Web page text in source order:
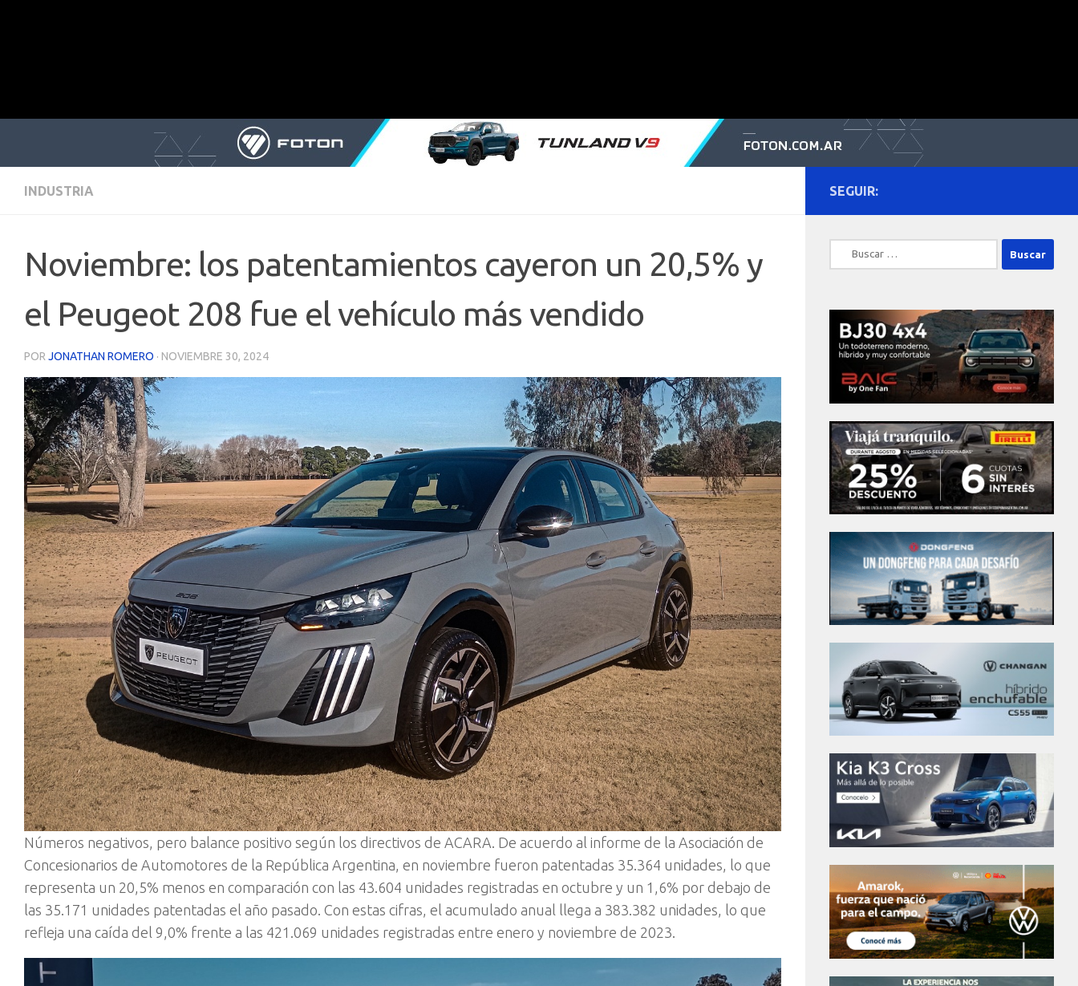
INDUSTRIA
Noviembre: los patentamientos cayeron un 20,5% y
el Peugeot 208 fue el vehículo más vendido
POR JONATHAN ROMERO · NOVIEMBRE 30, 2024
Números negativos, pero balance positivo según los directivos de ACARA. De acuerdo al informe de la Asociación de
Concesionarios de Automotores de la República Argentina, en noviembre fueron patentadas 35.364 unidades, lo que
representa un 20,5% menos en comparación con las 43.604 unidades registradas en octubre y un 1,6% por debajo de
las 35.171 unidades patentadas el año pasado. Con estas cifras, el acumulado anual llega a 383.382 unidades, lo que
refleja una caída del 9,0% frente a las 421.069 unidades registradas entre enero y noviembre de 2023.
SEGUIR:
Buscar: